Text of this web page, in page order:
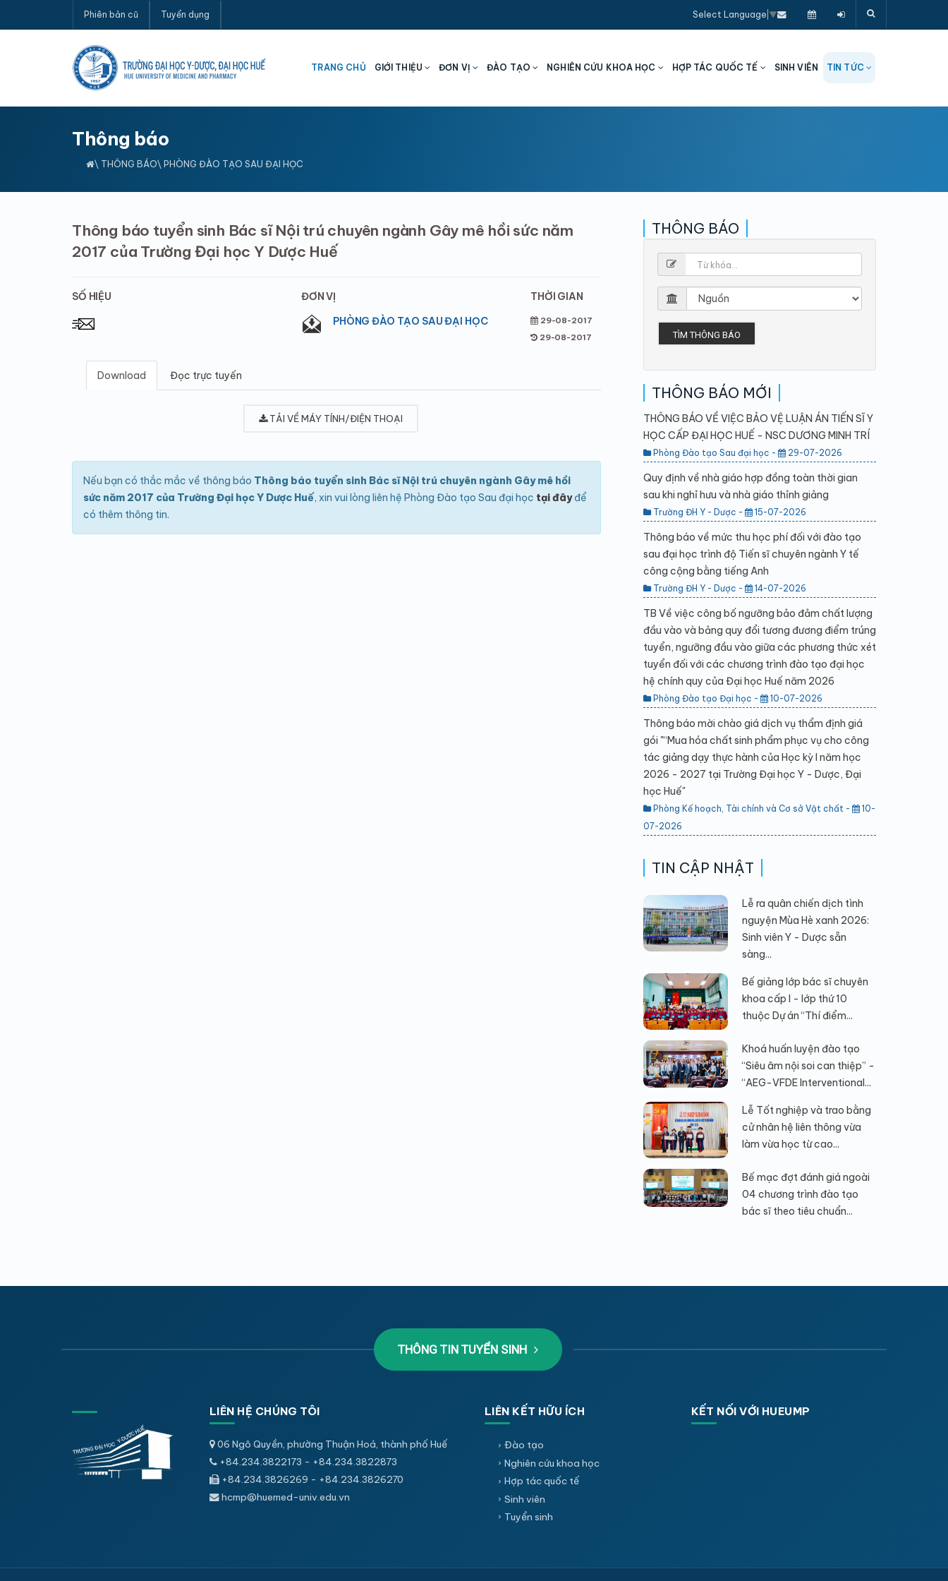
Phiên bản cũ Tuyển dụng Select Language ▼
TRANG CHỦ GIỚI THIỆU ĐƠN VỊ ĐÀO TẠO NGHIÊN CỨU KHOA HỌC HỢP TÁC QUỐC TẾ SINH VIÊN TIN TỨC
Thông báo
\ THÔNG BÁO\ PHÒNG ĐÀO TẠO SAU ĐẠI HỌC
Thông báo tuyển sinh Bác sĩ Nội trú chuyên ngành Gây mê hồi sức năm
2017 của Trường Đại học Y Dược Huế
SỐ HIỆU
ĐƠN VỊ
PHÒNG ĐÀO TẠO SAU ĐẠI HỌC
THỜI GIAN
29-08-2017
29-08-2017
Download Đọc trực tuyến
TẢI VỀ MÁY TÍNH/ĐIỆN THOẠI
Nếu bạn có thắc mắc về thông báo Thông báo tuyển sinh Bác sĩ Nội trú chuyên ngành Gây mê hồi
sức năm 2017 của Trường Đại học Y Dược Huế, xin vui lòng liên hệ Phòng Đào tạo Sau đại học tại đâyđể
có thêm thông tin.
THÔNG BÁO
TÌM THÔNG BÁO
THÔNG BÁO MỚI
THÔNG BÁO VỀ VIỆC BẢO VỆ LUẬN ÁN TIẾN SĨ Y
HỌC CẤP ĐẠI HỌC HUẾ - NSC DƯƠNG MINH TRÍ
Phòng Đào tạo Sau đại học - 29-07-2026
Quy định về nhà giáo hợp đồng toàn thời gian
sau khi nghỉ hưu và nhà giáo thỉnh giảng
Trường ĐH Y - Dược - 15-07-2026
Thông báo về mức thu học phí đối với đào tạo
sau đại học trình độ Tiến sĩ chuyên ngành Y tế
công cộng bằng tiếng Anh
Trường ĐH Y - Dược - 14-07-2026
TB Về việc công bố ngưỡng bảo đảm chất lượng
đầu vào và bảng quy đổi tương đương điểm trúng
tuyển, ngưỡng đầu vào giữa các phương thức xét
tuyển đối với các chương trình đào tạo đại học
hệ chính quy của Đại học Huế năm 2026
Phòng Đào tạo Đại học - 10-07-2026
Thông báo mời chào giá dịch vụ thẩm định giá
gói "“Mua hóa chất sinh phẩm phục vụ cho công
tác giảng dạy thực hành của Học kỳ I năm học
2026 - 2027 tại Trường Đại học Y - Dược, Đại
học Huế"
Phòng Kế hoạch, Tài chính và Cơ sở Vật chất -
10-
07-2026
TIN CẬP NHẬT
Lễ ra quân chiến dịch tình
nguyện Mùa Hè xanh 2026:
Sinh viên Y - Dược sẵn
sàng...
Bế giảng lớp bác sĩ chuyên
khoa cấp I - lớp thứ 10
thuộc Dự án “Thí điểm...
Khoá huấn luyện đào tạo
“Siêu âm nội soi can thiệp” -
“AEG-VFDE Interventional...
Lễ Tốt nghiệp và trao bằng
cử nhân hệ liên thông vừa
làm vừa học từ cao...
Bế mạc đợt đánh giá ngoài
04 chương trình đào tạo
bác sĩ theo tiêu chuẩn...
THÔNG TIN TUYỂN SINH
LIÊN HỆ CHÚNG TÔI
06 Ngô Quyền, phường Thuận Hoá, thành phố Huế
+84.234.3822173 - +84.234.3822873
+84.234.3826269 - +84.234.3826270
hcmp@huemed-univ.edu.vn
LIÊN KẾT HỮU ÍCH
Đào tạo
Nghiên cứu khoa học
Hợp tác quốc tế
Sinh viên
Tuyển sinh
KẾT NỐI VỚI HUEUMP